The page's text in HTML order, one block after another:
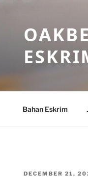
Bahan Eskrim
POSTED
DECEMBER 21,